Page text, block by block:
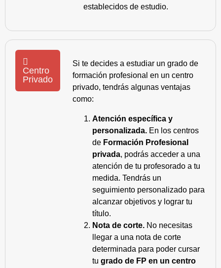
establecidos de estudio.
Centro
Privado
Si te decides a estudiar un grado de
formación profesional en un centro
privado, tendrás algunas ventajas
como:
Atención específica y
personalizada. En los centros
de Formación Profesional
privada, podrás acceder a una
atención de tu profesorado a tu
medida. Tendrás un
seguimiento personalizado para
alcanzar objetivos y lograr tu
título.
Nota de corte. No necesitas
llegar a una nota de corte
determinada para poder cursar
tu grado de FP en un centro